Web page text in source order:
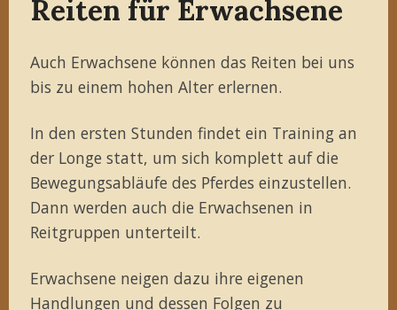
Reiten für Erwachsene
Auch Erwachsene können das Reiten bei uns
bis zu einem hohen Alter erlernen.
In den ersten Stunden findet ein Training an
der Longe statt, um sich komplett auf die
Bewegungsabläufe des Pferdes einzustellen.
Dann werden auch die Erwachsenen in
Reitgruppen unterteilt.
Erwachsene neigen dazu ihre eigenen
Handlungen und dessen Folgen zu